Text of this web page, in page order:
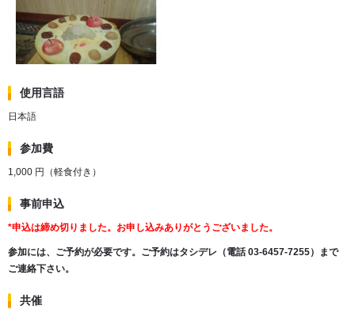
使用言語
日本語
参加費
1,000 円（軽食付き）
事前申込
*申込は締め切りました。お申し込みありがとうございました。
参加には、ご予約が必要です。ご予約はタシデレ（電話 03-6457-7255）まで
ご連絡下さい。
共催